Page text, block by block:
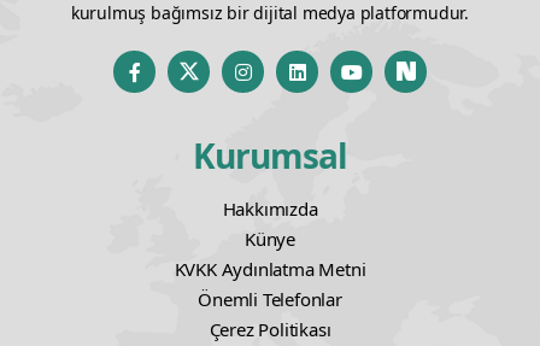
kurulmuş bağımsız bir dijital medya platformudur.
Kurumsal
Hakkımızda
Künye
KVKK Aydınlatma Metni
Önemli Telefonlar
Çerez Politikası